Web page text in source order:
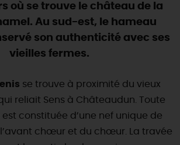
en famille dans le Loiret !
des animations "Loiret au fil de l'eau"
2026
Où sortir ?
où se trouve le château de la
Au sud-est, le hameau
son authenticité avec ses
vieilles fermes.
se trouve à proximité du vieux
reliait Sens à Châteaudun. Toute
constituée d’une nef unique de
chœur et du chœur. La travée